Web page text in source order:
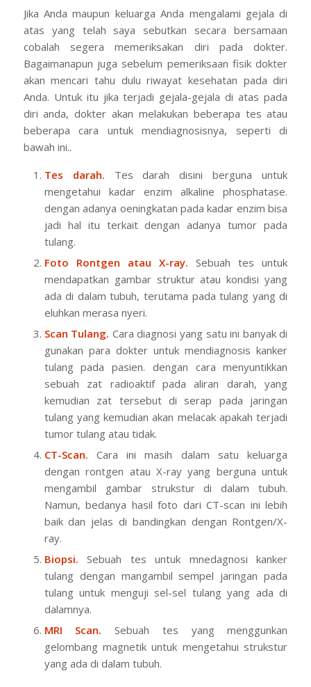
Jika Anda maupun keluarga Anda mengalami gejala di
atas yang telah saya sebutkan secara bersamaan
cobalah segera memeriksakan diri pada dokter.
Bagaimanapun juga sebelum pemeriksaan fisik dokter
akan mencari tahu dulu riwayat kesehatan pada diri
Anda. Untuk itu jika terjadi gejala-gejala di atas pada
diri anda, dokter akan melakukan beberapa tes atau
beberapa cara untuk mendiagnosisnya, seperti di
bawah ini..
Tes darah. Tes darah disini berguna untuk
mengetahui kadar enzim alkaline phosphatase.
dengan adanya oeningkatan pada kadar enzim bisa
jadi hal itu terkait dengan adanya tumor pada
tulang.
Foto Rontgen atau X-ray. Sebuah tes untuk
mendapatkan gambar struktur atau kondisi yang
ada di dalam tubuh, terutama pada tulang yang di
eluhkan merasa nyeri.
Scan Tulang. Cara diagnosi yang satu ini banyak di
gunakan para dokter untuk mendiagnosis kanker
tulang pada pasien. dengan cara menyuntikkan
sebuah zat radioaktif pada aliran darah, yang
kemudian zat tersebut di serap pada jaringan
tulang yang kemudian akan melacak apakah terjadi
tumor tulang atau tidak.
CT-Scan. Cara ini masih dalam satu keluarga
dengan rontgen atau X-ray yang berguna untuk
mengambil gambar strukstur di dalam tubuh.
Namun, bedanya hasil foto dari CT-scan ini lebih
baik dan jelas di bandingkan dengan Rontgen/X-
ray.
Biopsi.Sebuah tes untuk mnedagnosi kanker
tulang dengan mangambil sempel jaringan pada
tulang untuk menguji sel-sel tulang yang ada di
dalamnya.
MRI Scan. Sebuah tes yang menggunkan
gelombang magnetik untuk mengetahui strukstur
yang ada di dalam tubuh.